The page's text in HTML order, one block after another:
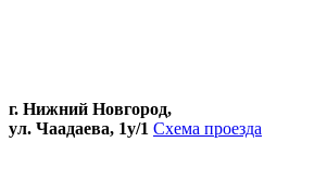
г. Нижний Новгород,
ул. Чаадаева, 1у/1 Схема проезда